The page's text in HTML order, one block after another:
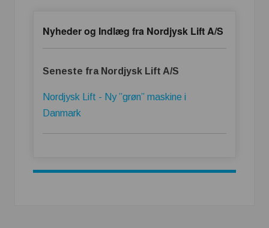
Nyheder og Indlæg fra Nordjysk Lift A/S
Seneste fra Nordjysk Lift A/S
Nordjysk Lift - Ny ”grøn” maskine i
Danmark